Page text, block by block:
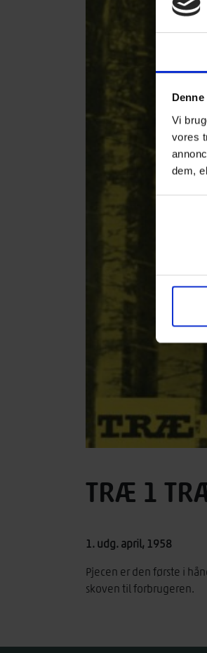
Vi
vores
dem,
TRÆ 1
1. udg. april, 1958
Pjecen er den første i
skoven til forbrugeren.